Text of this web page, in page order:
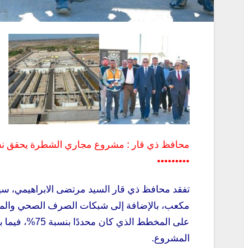
محافظ ذي قار : مشروع مجاري الشطرة يحقق
•••••••••
المشروع.